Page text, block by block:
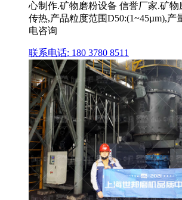
心制作.矿物磨粉设备 信誉厂家.矿
传热,产品粒度范围D50:(1~45µm),产
电咨询
联系电话: 180 3780 8511